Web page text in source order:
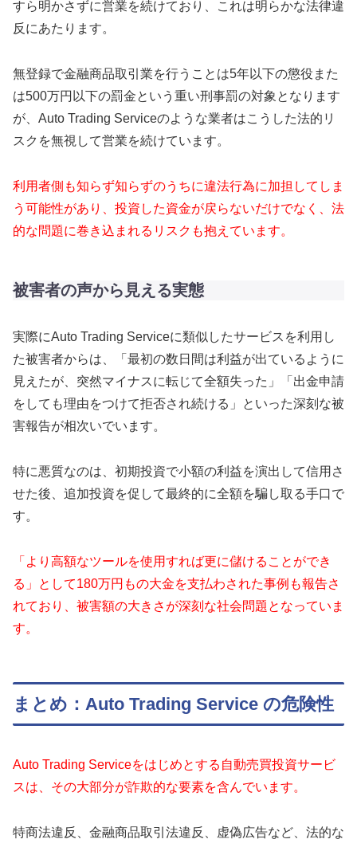
すら明かさずに営業を続けており、これは明らかな法律違
反にあたります。
無登録で金融商品取引業を行うことは5年以下の懲役また
は500万円以下の罰金という重い刑事罰の対象となります
が、Auto Trading Serviceのような業者はこうした法的リ
スクを無視して営業を続けています。
利用者側も知らず知らずのうちに違法行為に加担してしま
う可能性があり、投資した資金が戻らないだけでなく、法
的な問題に巻き込まれるリスクも抱えています。
被害者の声から見える実態
実際にAuto Trading Serviceに類似したサービスを利用し
た被害者からは、「最初の数日間は利益が出ているように
見えたが、突然マイナスに転じて全額失った」「出金申請
をしても理由をつけて拒否され続ける」といった深刻な被
害報告が相次いでいます。
特に悪質なのは、初期投資で小額の利益を演出して信用さ
せた後、追加投資を促して最終的に全額を騙し取る手口で
す。
「より高額なツールを使用すれば更に儲けることができ
る」として180万円もの大金を支払わされた事例も報告さ
れており、被害額の大きさが深刻な社会問題となっていま
す。
まとめ：Auto Trading Service の危険性
Auto Trading Serviceをはじめとする自動売買投資サービ
スは、その大部分が詐欺的な要素を含んでいます。
特商法違反、金融商品取引法違反、虚偽広告など、法的な